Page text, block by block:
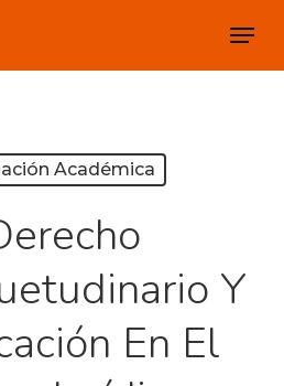
Menu
Académica
Y
En El
Close